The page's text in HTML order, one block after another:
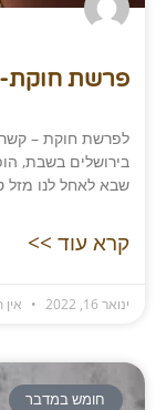
פרשת
לפרשת חוקת –
בירושלים בשבת,
שבא לאחל לנו מזל
קרא עוד >>
ינואר 16, 2022 אין
חומש במדבר